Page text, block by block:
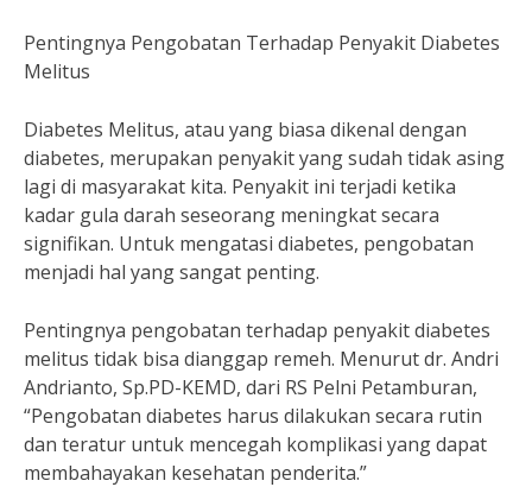
Pentingnya Pengobatan Terhadap Penyakit Diabetes
Melitus
Diabetes Melitus, atau yang biasa dikenal dengan
diabetes, merupakan penyakit yang sudah tidak asing
lagi di masyarakat kita. Penyakit ini terjadi ketika
kadar gula darah seseorang meningkat secara
signifikan. Untuk mengatasi diabetes, pengobatan
menjadi hal yang sangat penting.
Pentingnya pengobatan terhadap penyakit diabetes
melitus tidak bisa dianggap remeh. Menurut dr. Andri
Andrianto, Sp.PD-KEMD, dari RS Pelni Petamburan,
“Pengobatan diabetes harus dilakukan secara rutin
dan teratur untuk mencegah komplikasi yang dapat
membahayakan kesehatan penderita.”